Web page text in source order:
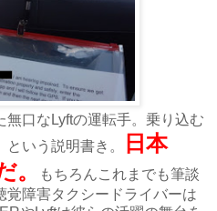
口なLyftの運転手。乗り込む
いう説明書き。
日本
。
もちろんこれまでも筆談
覚障害タクシードライバーは